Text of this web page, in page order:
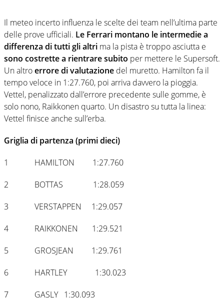
Il meteo incerto influenza le scelte dei team nell’ultima parte
delle prove ufficiali. Le Ferrari montano le intermedie a
differenza di tutti gli altri ma la pista è troppo asciutta e
sono costrette a rientrare subito per mettere le Supersoft.
Un altroerrore di valutazione del muretto. Hamilton fa il
tempo veloce in 1:27.760, poi arriva davvero la pioggia.
Vettel, penalizzato dall’errore precedente sulle gomme, è
solo nono, Raikkonen quarto. Un disastro su tutta la linea:
Vettel finisce anche sull’erba.
Griglia di partenza (primi dieci)
1 HAMILTON 1:27.760
2 BOTTAS 1:28.059
3 VERSTAPPEN 1:29.057
4 RAIKKONEN 1:29.521
5 GROSJEAN 1:29.761
6 HARTLEY 1:30.023
7 GASLY 1:30.093